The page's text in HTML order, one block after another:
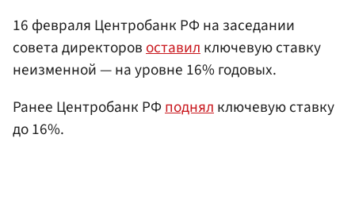
16 февраля Центробанк РФ на заседании
совета директоровоставилключевую ставку
неизменной — на уровне 16% годовых.
Ранее Центробанк РФподнялключевую ставку
до 16%.